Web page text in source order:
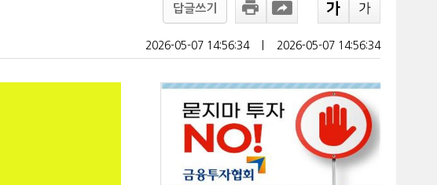
답글쓰기
2026-05-07 14:56:34 2026-05-07 14:56:34